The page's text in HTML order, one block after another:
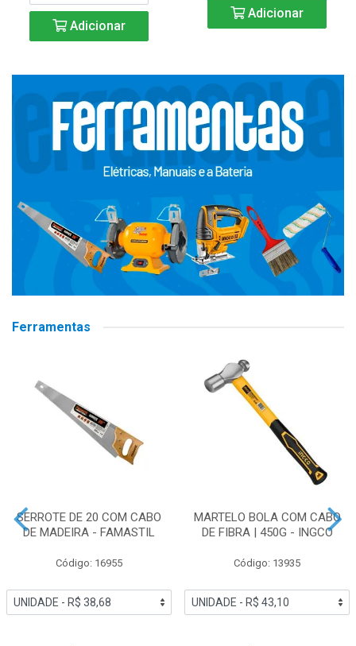
Adicionar
Adicionar
Ferramentas
SERROTE DE 20 COM CABO
DE MADEIRA - FAMASTIL
Código: 16955
MARTELO BOLA COM CABO
DE FIBRA | 450G - INGCO
Código: 13935